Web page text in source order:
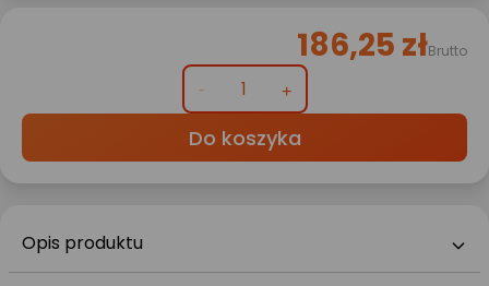
186,25 złBrutto
Do koszyka
Opis produktu